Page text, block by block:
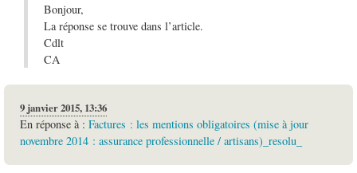
Bonjour,
La réponse se trouve dans l’article.
Cdlt
CA
9 janvier 2015, 13:36
En réponse à : Factures : les mentions obligatoires (mise à jour
novembre 2014 : assurance professionnelle / artisans)_resolu_